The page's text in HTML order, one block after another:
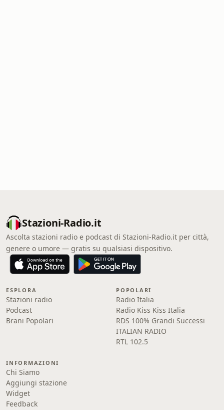
Stazioni-Radio.it
Ascolta stazioni radio e podcast di Stazioni-Radio.it per città,
genere o umore — gratis su qualsiasi dispositivo.
ESPLORA
Stazioni radio
Podcast
Brani Popolari
POPOLARI
Radio Italia
Radio Kiss Kiss Italia
RDS 100% Grandi Successi
ITALIAN RADIO
RTL 102.5
INFORMAZIONI
Chi Siamo
Aggiungi stazione
Widget
Feedback